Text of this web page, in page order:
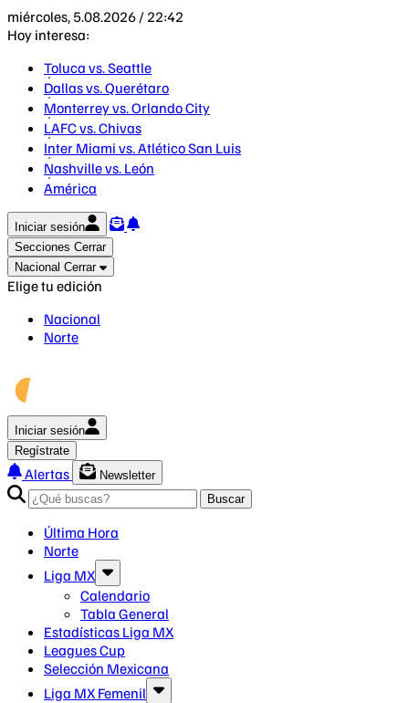
miércoles, 5.08.2026 / 22:42
Hoy interesa:
Toluca vs. Seattle
Dallas vs. Querétaro
Monterrey vs. Orlando City
LAFC vs. Chivas
Inter Miami vs. Atlético San Luis
Nashville vs. León
América
Iniciar sesión
Secciones Cerrar
Nacional Cerrar
Elige tu edición
Nacional
Norte
Iniciar sesión
Regístrate
Alertas
Newsletter
Buscar
Última Hora
Norte
Liga MX
Calendario
Tabla General
Estadísticas Liga MX
Leagues Cup
Selección Mexicana
Liga MX Femenil